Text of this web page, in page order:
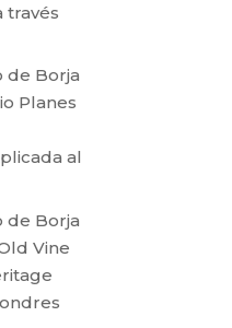
través
de Borja
Planes
al
de Borja
Vine